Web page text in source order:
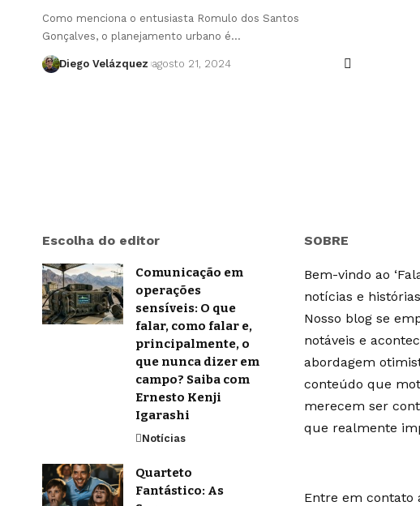
Como menciona o entusiasta Romulo dos Santos
Gonçalves, o planejamento urbano é…
Diego Velázquez agosto 21, 2024
Escolha do editor
Comunicação em
operações
sensíveis: O que
falar, como falar e,
principalmente, o
que nunca dizer em
campo? Saiba com
Ernesto Kenji
Igarashi
Notícias
Quarteto
Fantástico: As
SOBRE
Bem-vindo ao
notícias e
Nosso blog se
notáveis e
abordagem
conteúdo que
merecem ser
que realmente
Entre em contato